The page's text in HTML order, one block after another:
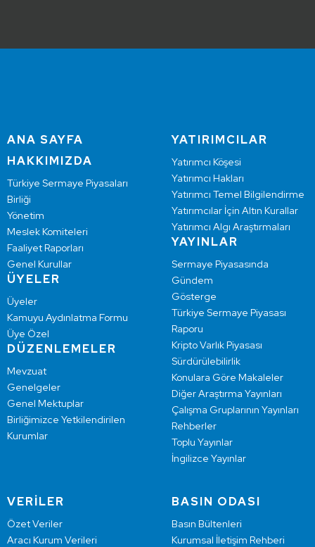
ANA SAYFA
HAKKIMIZDA
Türkiye Sermaye Piyasaları
Birliği
Yönetim
Meslek Komiteleri
Faaliyet Raporları
Genel Kurullar
ÜYELER
Üyeler
Kamuyu Aydınlatma Formu
Üye Özel
DÜZENLEMELER
Mevzuat
Genelgeler
Genel Mektuplar
Birliğimizce Yetkilendirilen
Kurumlar
YATIRIMCILAR
Yatırımcı Köşesi
Yatırımcı Hakları
Yatırımcı Temel Bilgilendirme
Yatırımcılar İçin Altın Kurallar
Yatırımcı Algı Araştırmaları
YAYINLAR
Sermaye Piyasasında
Gündem
Gösterge
Türkiye Sermaye Piyasası
Raporu
Kripto Varlık Piyasası
Sürdürülebilirlik
Konulara Göre Makaleler
Diğer Araştırma Yayınları
Çalışma Gruplarının Yayınları
Rehberler
Toplu Yayınlar
İngilizce Yayınlar
VERİLER
Özet Veriler
Aracı Kurum Verileri
BASIN ODASI
Basın Bültenleri
Kurumsal İletişim Rehberi